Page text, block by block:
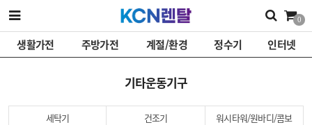
0
생활가전 주방가전 계절/환경 정수기 인터넷
기타운동기구
세탁기 건조기
워시타워/원바디/콤보